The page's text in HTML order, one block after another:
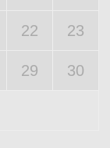
22 23
29 30